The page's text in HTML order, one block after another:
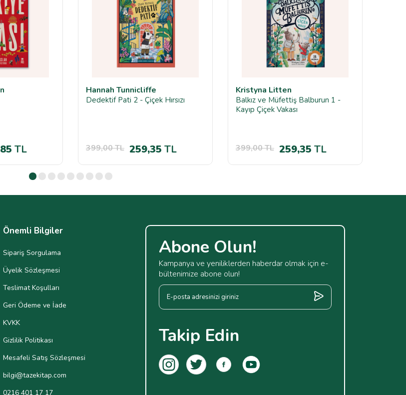
TL
Hannah Tunnicliffe
Dedektif Pati 2 - Çiçek Hırsızı
399,00TL 259,35 TL
Kristyna Litten
Balkız ve Müfettiş Balburun 1 -
Kayıp Çiçek Vakası
399,00TL 259,35 TL
Önemli Bilgiler
Sipariş Sorgulama
Üyelik Sözleşmesi
Teslimat Koşulları
Geri Ödeme ve İade
KVKK
Gizlilik Politikası
Mesafeli Satış Sözleşmesi
bilgi@tazekitap.com
0216 401 17 17
Abone Olun!
Kampanya ve yeniliklerden haberdar olmak için e-
bültenimize abone olun!
Takip Edin